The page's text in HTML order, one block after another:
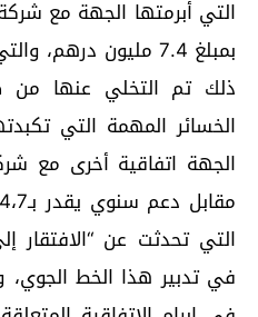
التي أبرمتها الجهة مع
بمبلغ 7.4 مليون
ذلك تم التخلي عنها من
الخسائر المهمة التي
الجهة اتفاقية أخرى مع
التي تحدثت عن “الافتقار
في تدبير هذا الخط الجوي،